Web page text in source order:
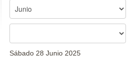
Sábado 28 Junio 2025